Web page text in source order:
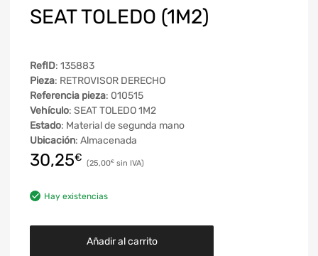
SEAT TOLEDO (1M2)
RefID: 135883
Pieza: RETROVISOR DERECHO
Referencia pieza: 010515
Vehículo: SEAT TOLEDO 1M2
Estado: Material de segunda mano
Ubicación: Almacenada
30,25€ 25,00€
Hay existencias
Añadir al carrito